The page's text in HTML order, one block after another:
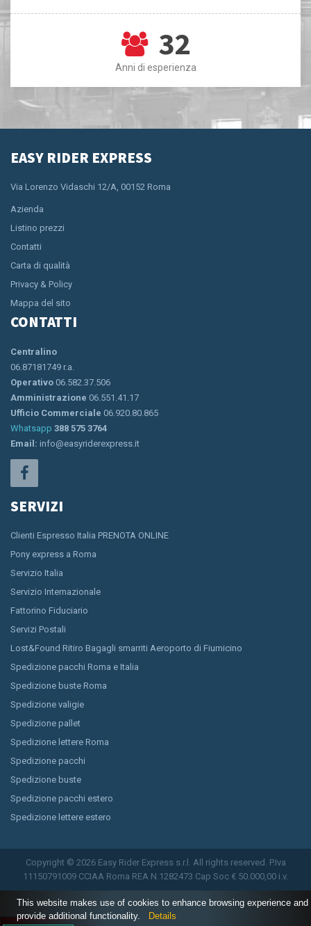
32
Anni di esperienza
EASY RIDER EXPRESS
Via Lorenzo Vidaschi 12/A, 00152 Roma
Azienda
Listino prezzi
Contatti
Carta di qualità
Privacy & Policy
Mappa del sito
CONTATTI
Centralino
06.87181749 r.a.
Operativo 06.582.37.506
Amministrazione 06.551.41.17
Ufficio Commerciale 06.920.80.865
Whatsapp 388 575 3764
Email: info@easyriderexpress.it
SERVIZI
Clienti Espresso Italia PRENOTA ONLINE
Pony express a Roma
Servizio Italia
Servizio Internazionale
Fattorino Fiduciario
Servizi Postali
Lost&Found Ritiro Bagagli smarriti Aeroporto di Fiumicino
Spedizione pacchi Roma e Italia
Spedizione buste Roma
Spedizione valigie
Spedizione pallet
Spedizione lettere Roma
Spedizione pacchi
Spedizione buste
Spedizione pacchi estero
Spedizione lettere estero
Copyright © 2026 Easy Rider Express s.r.l. All rights reserved. P.Iva
11150791009 CCIAA Roma REA N.1282473 Cap Soc € 50.000,00 i.v.
This website makes use of cookies to enhance browsing experience and
provide additional functionality.
Details